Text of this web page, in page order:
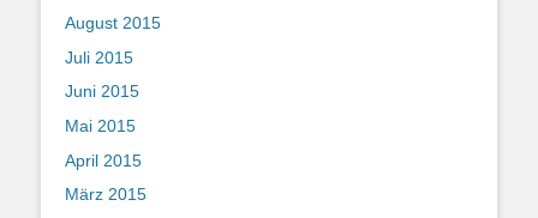
August 2015
Juli 2015
Juni 2015
Mai 2015
April 2015
März 2015